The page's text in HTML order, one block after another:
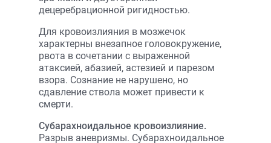
децеребрационной ригидностью.
Для кровоизлияния в мозжечок
характерны внезапное головокружение,
рвота в сочетании с выраженной
атаксией, абазией, астезией и парезом
взора. Сознание не нарушено, но
сдавление ствола может привести к
смерти.
Субарахноидальное кровоизлияние.
Разрыв аневризмы. Субарахноидальное